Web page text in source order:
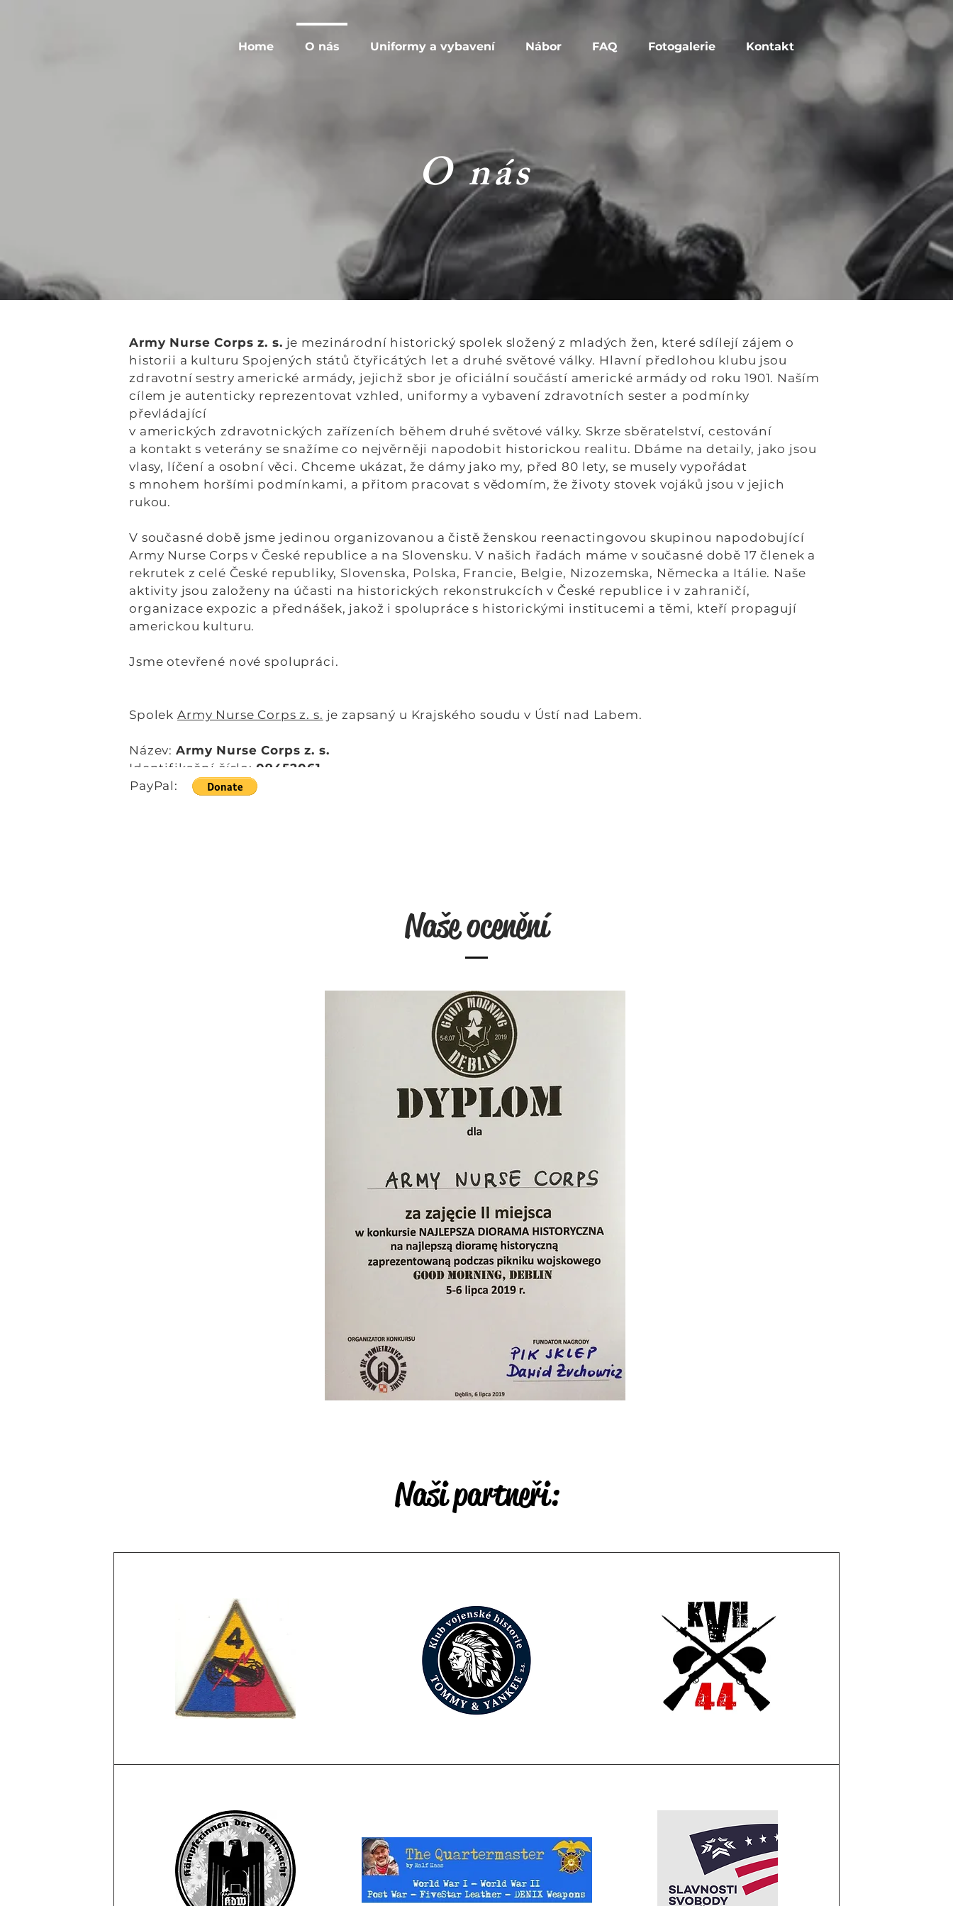
Home O nás Uniformy a vybavení Nábor FAQ Fotogalerie Kontakt
O nás
Army Nurse Corps z. s. je mezinárodní historický spolek složený z mladých žen, které sdílejí zájem o
historii a kulturu Spojených států čtyřicátých let a druhé světové války. Hlavní předlohou klubu jsou
zdravotní sestry americké armády, jejichž sbor je oficiální součástí americké armády od roku 1901. Naším
cílem je autenticky reprezentovat vzhled, uniformy a vybavení zdravotních sester a podmínky
převládající
v amerických zdravotnických zařízeních během druhé světové války. Skrze sběratelství, cestování
a kontakt s veterány se snažíme co nejvěrněji napodobit historickou realitu. Dbáme na detaily, jako jsou
vlasy, líčení a osobní věci. Chceme ukázat,že dámy jako my, před 80 lety, se musely vypořádat
s mnohem horšími podmínkami, a přitom pracovat s vědomím, že životy stovek vojáků jsou v jejich
rukou.
V současné době jsme jedinou organizovanou a čistě ženskou reenactingovou skupinou napodobující
Army Nurse Corps v České republice a na Slovensku. V našich řadách máme v současné době 17 členek a
rekrutek z celé České republiky, Slovenska, Polska, Francie, Belgie, Nizozemska, Německa a Itálie. Naše
aktivity jsou založeny na účasti na historických rekonstrukcích v České republice i v zahraničí,
organizace expozic a přednášek, jakož i spolupráce s historickými institucemi a těmi, kteří propagují
americkou kulturu.
Jsme otevřené nové spolupráci.
Spolek Army Nurse Corps z. s. je zapsaný u Krajského soudu v Ústí nad Labem.
Název: Army Nurse Corps z. s.
Identifikační číslo: 09452061
Číslo bankovního účtu:
PayPal:
Naše ocenění
Naši partneři: